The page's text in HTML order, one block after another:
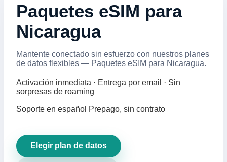
Paquetes eSIM para
Nicaragua
Mantente conectado sin esfuerzo con nuestros planes
de datos flexibles — Paquetes eSIM para Nicaragua.
Activación inmediata · Entrega por email · Sin
sorpresas de roaming
Soporte en español Prepago, sin contrato
Elegir plan de datos